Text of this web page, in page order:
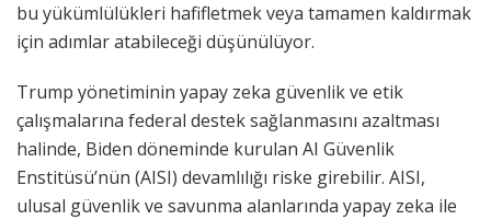
bu yükümlülükleri hafifletmek veya tamamen kaldırmak
için adımlar atabileceği düşünülüyor.
Trump yönetiminin yapay zeka güvenlik ve etik
çalışmalarına federal destek sağlanmasını azaltması
halinde, Biden döneminde kurulan AI Güvenlik
Enstitüsü’nün (AISI) devamlılığı riske girebilir. AISI,
ulusal güvenlik ve savunma alanlarında yapay zeka ile